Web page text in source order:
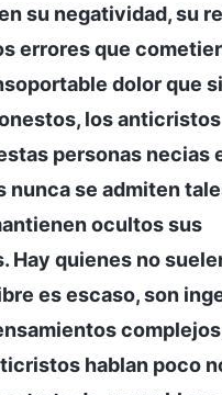
su negatividad, su
errores que
dolor que
los anticristos
personas necias
nunca se admiten
ocultos sus
Hay quienes no
es escaso, son
hablan poco